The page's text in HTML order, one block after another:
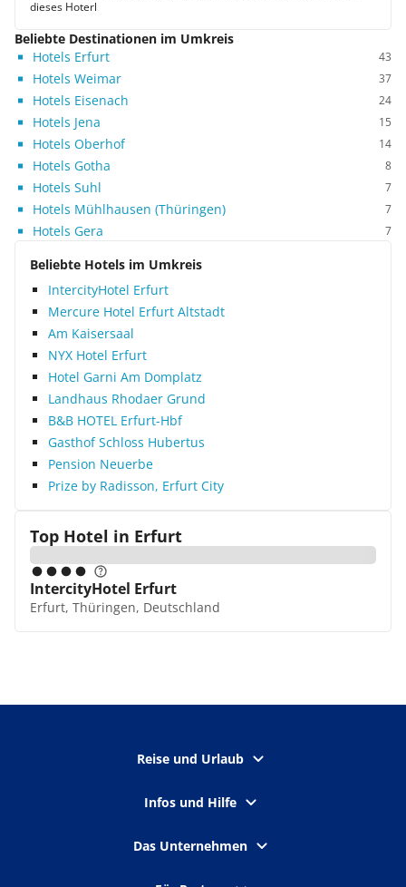
dieses Hoterl
Beliebte Destinationen im Umkreis
Hotels Erfurt
43
Hotels Weimar 37
Hotels Eisenach 24
Hotels Jena 15
Hotels Oberhof 14
Hotels Gotha 8
Hotels Suhl 7
Hotels Mühlhausen (Thüringen) 7
Hotels Gera 7
Beliebte Hotels im Umkreis
IntercityHotel Erfurt
Mercure Hotel Erfurt Altstadt
Am Kaisersaal
NYX Hotel Erfurt
Hotel Garni Am Domplatz
Landhaus Rhodaer Grund
B&B HOTEL Erfurt-Hbf
Gasthof Schloss Hubertus
Pension Neuerbe
Prize by Radisson, Erfurt City
Top Hotel in Erfurt
IntercityHotel Erfurt
Erfurt, Thüringen, Deutschland
Reise und Urlaub
Infos und Hilfe
Das Unternehmen